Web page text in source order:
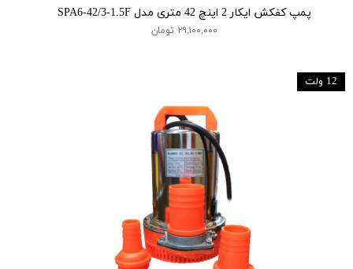
پمپ کفکش ایکار 2 اینچ 42 متری مدل SPA6-42/3-1.5F
۲۹,۱۰۰,۰۰۰ تومان
12 ولت